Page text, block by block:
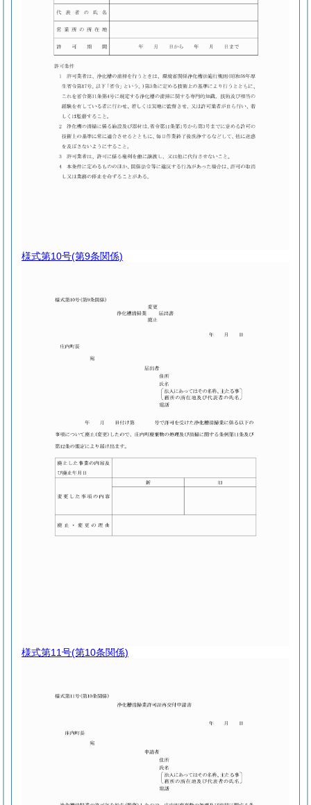
様式第10号(第9条関係)
様式第11号(第10条関係)